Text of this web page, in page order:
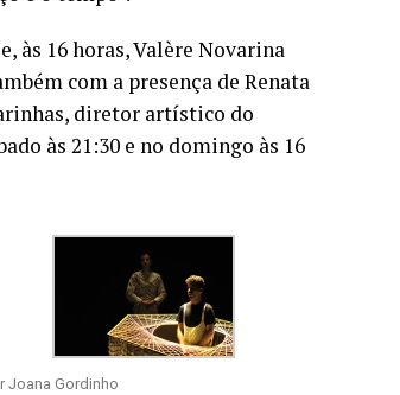
às 16 horas, Valère Novarina
com a presença de Renata
diretor artístico do
às 21:30 e no domingo às 16
Joana Gordinho